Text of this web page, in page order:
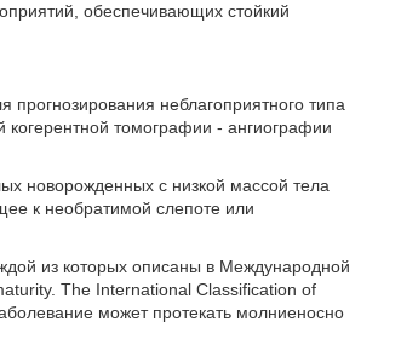
обеспечивающих стойкий
неблагоприятного типа
томографии - ангиографии
новорожденных с низкой массой тела
к необратимой слепоте или
из которых описаны в Международной
The International Classification of
может протекать молниеносно